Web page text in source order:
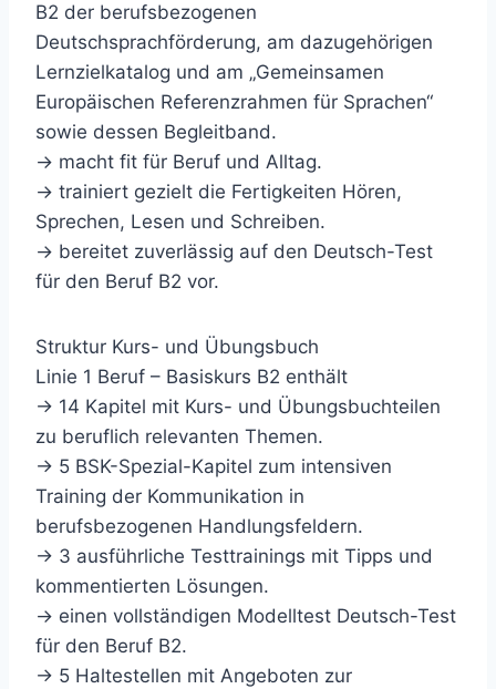
B2 der berufsbezogenen
Deutschsprachförderung, am dazugehörigen
Lernzielkatalog und am „Gemeinsamen
Europäischen Referenzrahmen für Sprachen“
sowie dessen Begleitband.
→ macht fit für Beruf und Alltag.
→ trainiert gezielt die Fertigkeiten Hören,
Sprechen, Lesen und Schreiben.
→ bereitet zuverlässig auf den Deutsch-Test
für den Beruf B2 vor.
Struktur Kurs- und Übungsbuch
Linie 1 Beruf – Basiskurs B2 enthält
→ 14 Kapitel mit Kurs- und Übungsbuchteilen
zu beruflich relevanten Themen.
→ 5 BSK-Spezial-Kapitel zum intensiven
Training der Kommunikation in
berufsbezogenen Handlungsfeldern.
→ 3 ausführliche Testtrainings mit Tipps und
kommentierten Lösungen.
→ einen vollständigen Modelltest Deutsch-Test
für den Beruf B2.
→ 5 Haltestellen mit Angeboten zur